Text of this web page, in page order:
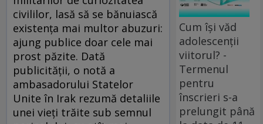
civililor, lasă să se bănuiască
existenţa mai multor abuzuri:
ajung publice doar cele mai
prost păzite. Dată
publicităţii, o notă a
ambasadorului Statelor
Unite în Irak rezumă detaliile
unei vieţi trăite sub semnul
Cum își văd
adolescenții
viitorul? -
Termenul
pentru
înscrieri s-a
prelungit până